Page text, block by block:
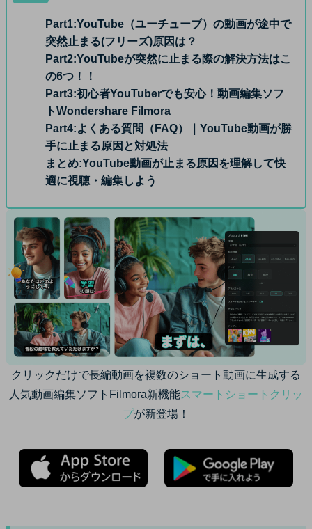
Part1:YouTube（ユーチューブ）の動画が途中で
突然止まる(フリーズ)原因は？
Part2:YouTubeが突然に止まる際の解決方法はこ
の6つ！！
Part3:初心者YouTuberでも安心！動画編集ソフ
トWondershare Filmora
Part4:よくある質問（FAQ）｜YouTube動画が勝
手に止まる原因と対処法
まとめ:YouTube動画が止まる原因を理解して快
適に視聴・編集しよう
クリックだけで長編動画を複数のショート動画に生成する
人気動画編集ソフトFilmora新機能スマートショートクリッ
プが新登場！